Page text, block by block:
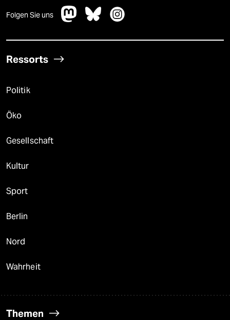
Folgen Sie uns
Ressorts
Politik
Öko
Gesellschaft
Kultur
Sport
Berlin
Nord
Wahrheit
Themen